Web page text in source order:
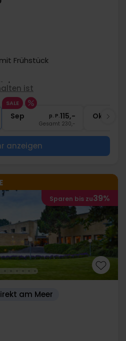
Frühstück
Parken
ist
SALE
Sep p. P.115,-
Gesamt 230,-
Okt
anzeigen
Sparen bis zu39%
am Meer